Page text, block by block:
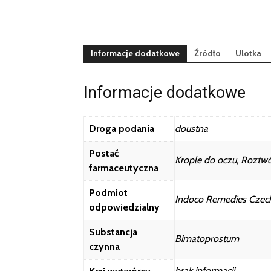
Informacje dodatkowe Źródło Ulotka
Informacje dodatkowe
Droga podania doustna
Postać
farmaceutyczna
Krople do oczu,
Podmiot
odpowiedzialny
Indoco Remedies
Substancja
czynna
Bimatoprostum